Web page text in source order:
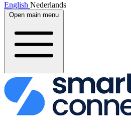
English Nederlands
Open main menu